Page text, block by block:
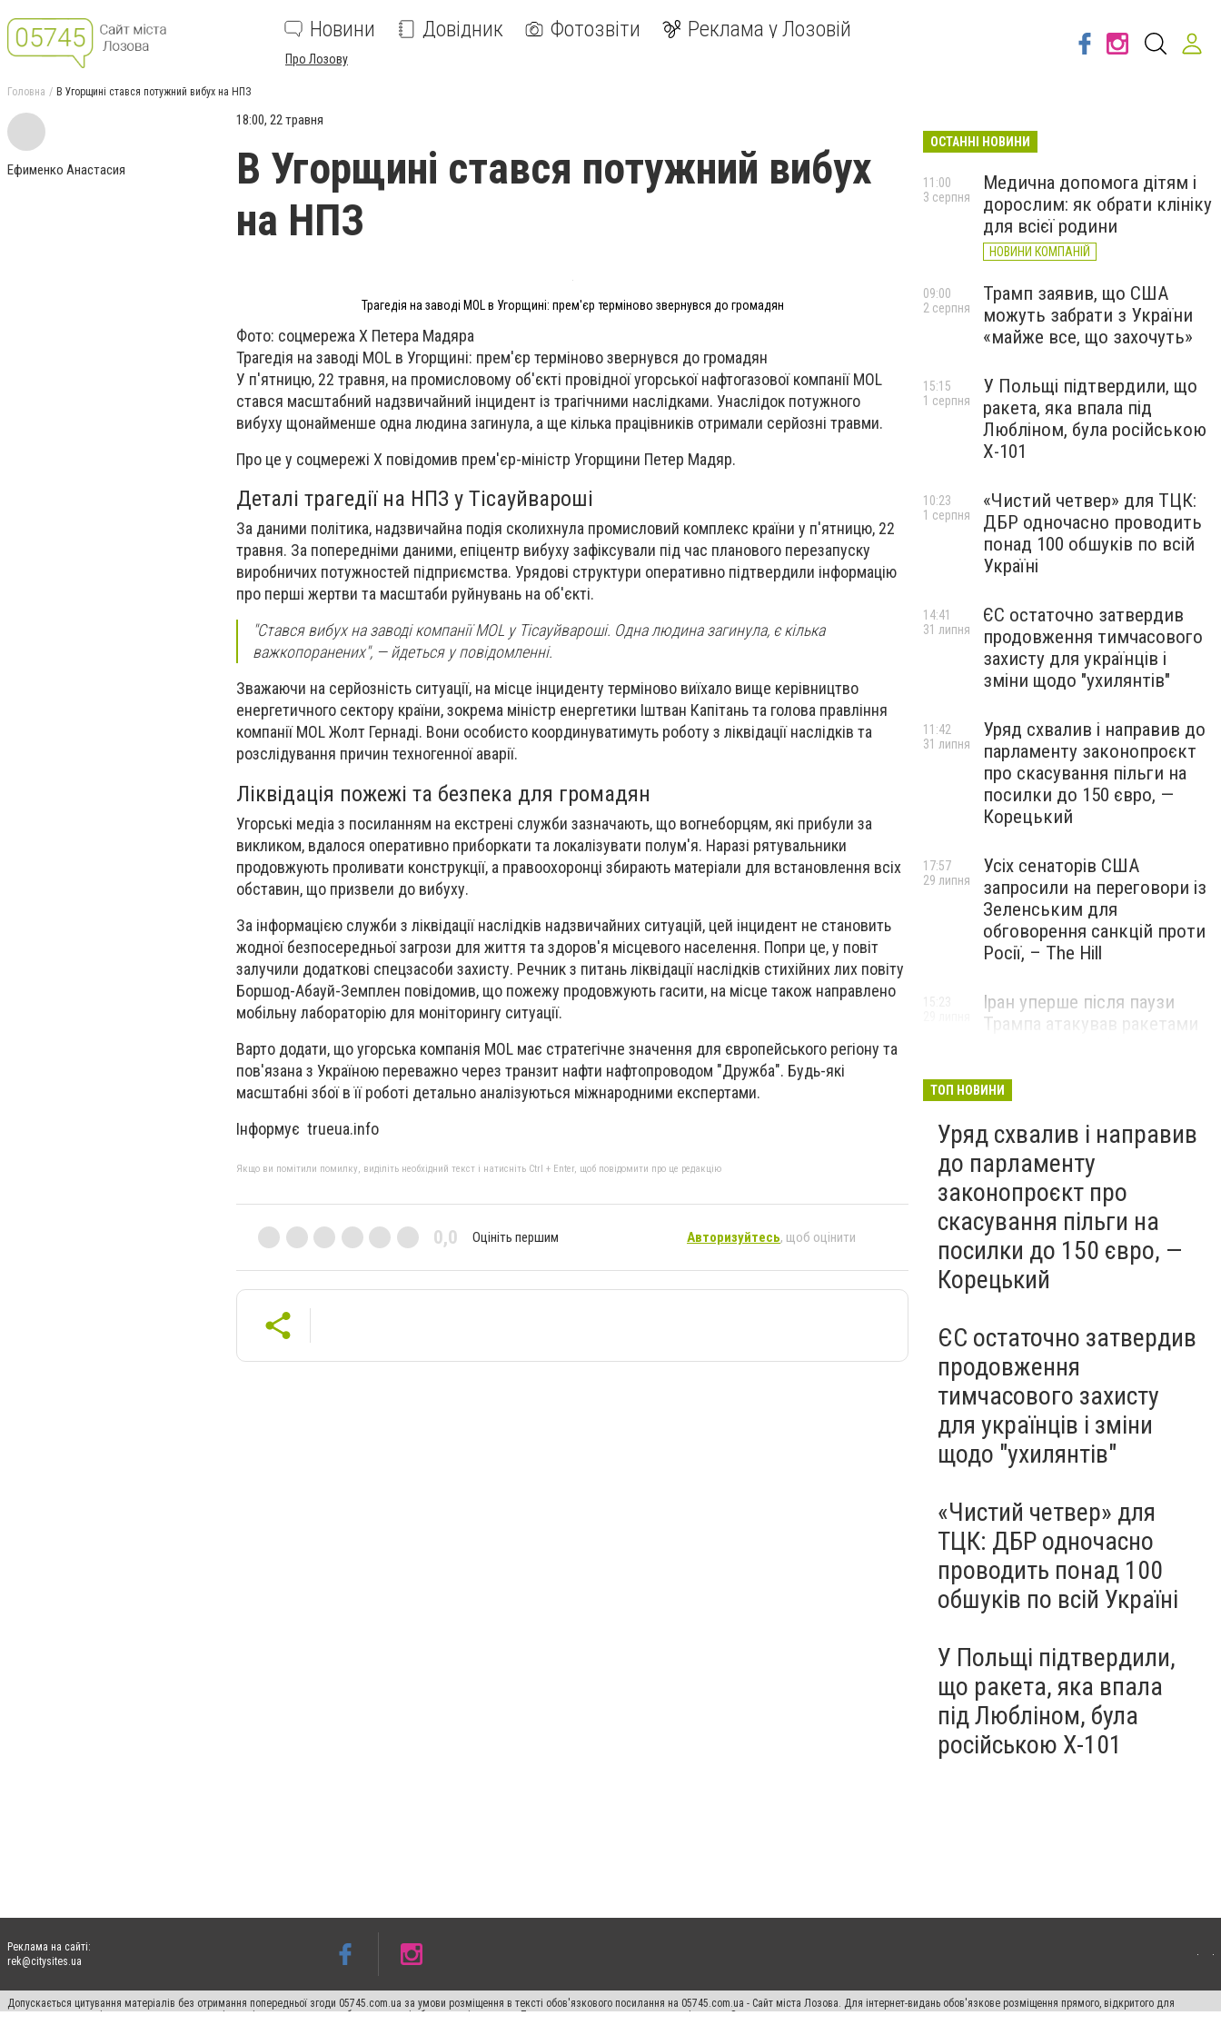
Новини Довідник Фотозвіти Реклама у Лозовій
Про Лозову
Головна В Угорщині стався потужний вибух на НПЗ
Ефименко Анастасия
18:00, 22 травня
В Угорщині стався потужний вибух
на НПЗ
Трагедія на заводі MOL в Угорщині: прем'єр терміново звернувся до громадян
Фото: соцмережа X Петера Мадяра
Трагедія на заводі MOL в Угорщині: прем'єр терміново звернувся до громадян
У п'ятницю, 22 травня, на промисловому об'єкті провідної угорської нафтогазової компанії MOL
стався масштабний надзвичайний інцидент із трагічними наслідками. Унаслідок потужного
вибуху щонайменше одна людина загинула, а ще кілька працівників отримали серйозні травми.
Про це у соцмережі X повідомив прем'єр-міністр Угорщини Петер Мадяр.
Деталі трагедії на НПЗ у Тісауйвароші
За даними політика, надзвичайна подія сколихнула промисловий комплекс країни у п'ятницю, 22
травня. За попередніми даними, епіцентр вибуху зафіксували під час планового перезапуску
виробничих потужностей підприємства. Урядові структури оперативно підтвердили інформацію
про перші жертви та масштаби руйнувань на об'єкті.
"Стався вибух на заводі компанії MOL у Тісауйвароші. Одна людина загинула, є кілька
важкопоранених", — йдеться у повідомленні.
Зважаючи на серйозність ситуації, на місце інциденту терміново виїхало вище керівництво
енергетичного сектору країни, зокрема міністр енергетики Іштван Капітань та голова правління
компанії MOL Жолт Гернаді. Вони особисто координуватимуть роботу з ліквідації наслідків та
розслідування причин техногенної аварії.
Ліквідація пожежі та безпека для громадян
Угорські медіа з посиланням на екстрені служби зазначають, що вогнеборцям, які прибули за
викликом, вдалося оперативно приборкати та локалізувати полум'я. Наразі рятувальники
продовжують проливати конструкції, а правоохоронці збирають матеріали для встановлення всіх
обставин, що призвели до вибуху.
За інформацією служби з ліквідації наслідків надзвичайних ситуацій, цей інцидент не становить
жодної безпосередньої загрози для життя та здоров'я місцевого населення. Попри це, у повіт
залучили додаткові спецзасоби захисту. Речник з питань ліквідації наслідків стихійних лих повіту
Боршод-Абауй-Земплен повідомив, що пожежу продовжують гасити, на місце також направлено
мобільну лабораторію для моніторингу ситуації.
Варто додати, що угорська компанія MOL має стратегічне значення для європейського регіону та
пов'язана з Україною переважно через транзит нафти нафтопроводом "Дружба". Будь-які
масштабні збої в її роботі детально аналізуються міжнародними експертами.
Інформує trueua.info
Якщо ви помітили помилку, виділіть необхідний текст і натисніть Ctrl + Enter, щоб повідомити про це редакцію
0,0 Оцініть першим Авторизуйтесь, щоб оцінити
ОСТАННІ НОВИНИ
Медична допомога дітям і
дорослим: як обрати клініку
для всієї родини
НОВИНИ КОМПАНІЙ
11:00
3 серпня
Трамп заявив, що США
можуть забрати з України
«майже все, що захочуть»
09:00
2 серпня
У Польщі підтвердили, що
ракета, яка впала під
Любліном, була російською
Х-101
15:15
1 серпня
«Чистий четвер» для ТЦК:
ДБР одночасно проводить
понад 100 обшуків по всій
Україні
10:23
1 серпня
ЄС остаточно затвердив
продовження тимчасового
захисту для українців і
зміни щодо "ухилянтів"
14:41
31 липня
Уряд схвалив і направив до
парламенту законопроєкт
про скасування пільги на
посилки до 150 євро, —
Корецький
11:42
31 липня
Усіх сенаторів США
запросили на переговори із
Зеленським для
обговорення санкцій проти
Росії, – The Hill
17:57
29 липня
Іран уперше після паузи
Трампа атакував ракетами
15:23
ТОП НОВИНИ
Уряд схвалив і направив
до парламенту
законопроєкт про
скасування пільги на
посилки до 150 євро, —
Корецький
ЄС остаточно затвердив
продовження
тимчасового захисту
для українців і зміни
щодо "ухилянтів"
«Чистий четвер» для
ТЦК: ДБР одночасно
проводить понад 100
обшуків по всій Україні
У Польщі підтвердили,
що ракета, яка впала
під Любліном, була
російською Х-101
Реклама на сайті:
rek@citysites.ua
Допускається цитування матеріалів без отримання попередньої згоди 05745.com.ua за умови розміщення в тексті обов'язкового посилання на 05745.com.ua - Сайт міста Лозова. Для інтернет-видань обов'язкове розміщення прямого, відкритого для
пошукових систем гіперпосилання на цитовані статті не нижче другого абзацу в тексті або в якості джерела. Порушення виняткових прав переслідується Законом.